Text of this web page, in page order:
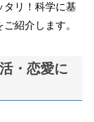
タリ！科学に基
紹介します。
・恋愛に